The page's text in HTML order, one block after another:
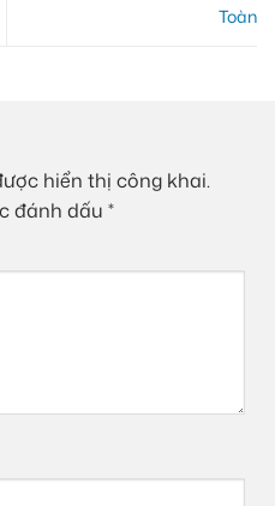
Toàn
hiển thị công khai.
đánh dấu *